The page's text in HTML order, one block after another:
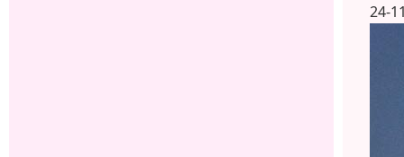
24-